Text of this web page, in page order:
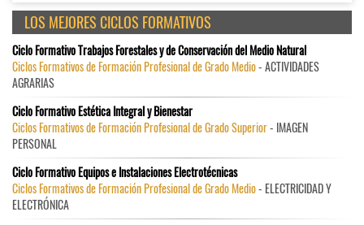
LOS MEJORES CICLOS FORMATIVOS
Ciclo Formativo Trabajos Forestales y de Conservación del Medio Natural
Ciclos Formativos de Formación Profesional de Grado Medio- ACTIVIDADES
AGRARIAS
Ciclo Formativo Estética Integral y Bienestar
Ciclos Formativos de Formación Profesional de Grado Superior- IMAGEN
PERSONAL
Ciclo Formativo Equipos e Instalaciones Electrotécnicas
Ciclos Formativos de Formación Profesional de Grado Medio- ELECTRICIDAD Y
ELECTRÓNICA